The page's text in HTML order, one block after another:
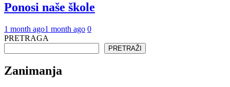
Ponosi naše škole
1 month ago1 month ago 0
PRETRAGA
PRETRAŽI
Zanimanja